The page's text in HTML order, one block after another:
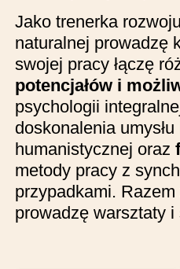
Jako trenerka
naturalnej prowadzę
swojej pracy łączę
potencjałów i
psychologii
doskonalenia
humanistycznej oraz
metody pracy z
przypadkami.
prowadzę warsztaty